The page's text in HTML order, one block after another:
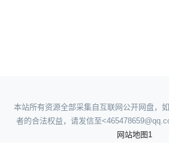
本站所有资源全部采集自互联网公开网盘，
者的合法权益，请发信至
网站地图1